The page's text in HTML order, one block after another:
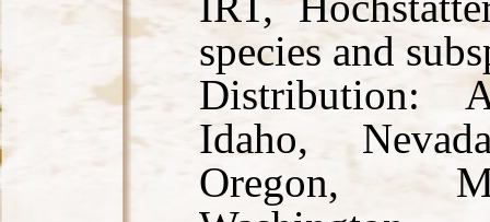
species and
Distribution:
Idaho,
Oregon,